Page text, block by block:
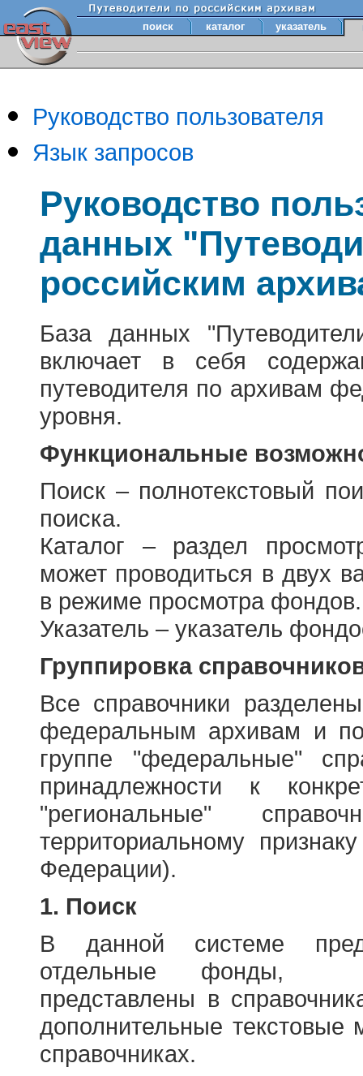
поиск каталог указатель
Руководство пользователя
Язык запросов
Руководство
данных
российским
База данных
включает в себя
путеводителя по архивам
уровня.
Функциональные
Поиск – полнотекстовый
поиска.
Каталог – раздел
может проводиться в двух
в режиме просмотра фондов.
Указатель – указатель
Группировка
Все справочники
федеральным архивам и
группе "федеральные"
принадлежности к
"региональные"
территориальному
Федерации).
1. Поиск
В данной системе
отдельные фонды,
представлены в
дополнительные
справочниках.